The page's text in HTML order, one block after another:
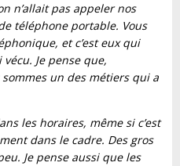
n’allait pas appeler nos
téléphone portable. Vous
et c’est eux qui
vécu. Je pense que,
un des métiers qui a
les horaires, même si c’est
dans le cadre. Des gros
Je pense aussi que les